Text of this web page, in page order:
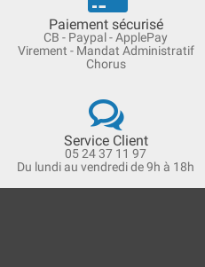
Paiement sécurisé
CB - Paypal - ApplePay
Virement - Mandat Administratif
Chorus
Service Client
05 24 37 11 97
Du lundi au vendredi de 9h à 18h